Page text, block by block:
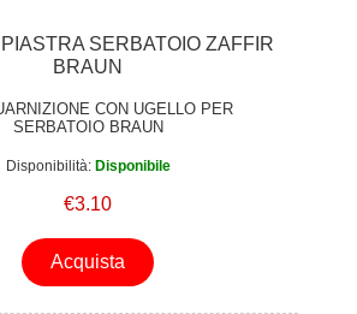
SERBATOIO ZAFFIR
BRAUN
CON UGELLO PER
SERBATOIO BRAUN
Disponibilità: Disponibile
€3.10
Acquista